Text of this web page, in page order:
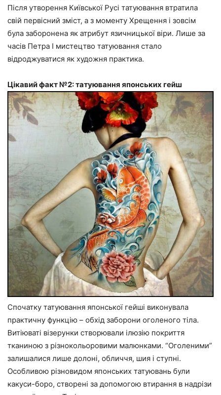
Після утворення Київської Русі татуювання втратила
свій первісний зміст, а з моменту Хрещення і зовсім
була заборонена як атрибут язичницької віри. Лише за
часів Петра I мистецтво татуювання стало
відроджуватися як художня практика.
Цікавий факт №2: татуювання японських гейш
Спочатку татуювання японської гейші виконувала
практичну функцію – обхід заборони оголеного тіла.
Витіюваті візерунки створювали ілюзію покриття
тканиною з різнокольоровими малюнками. “Оголеними”
залишалися лише долоні, обличчя, шия і ступні.
Особливою різновидом японських татуювань були
какуси-боро, створені за допомогою втирання в надрізи